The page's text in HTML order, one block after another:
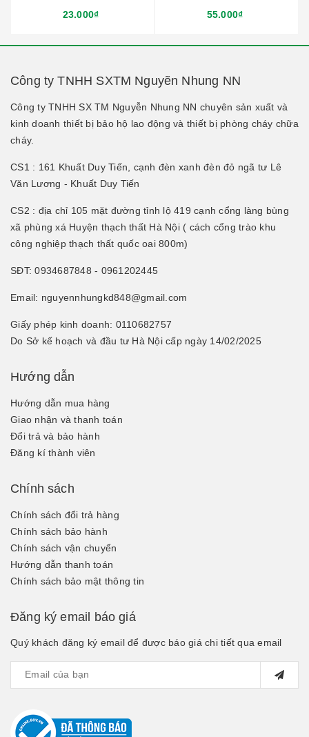
23.000₫ 55.000₫
Công ty TNHH SXTM Nguyẽn Nhung NN
Công ty TNHH SX TM Nguyễn Nhung NN chuyên sản xuất và
kinh doanh thiết bị bảo hộ lao động và thiết bị phòng cháy chữa
cháy.
CS1 : 161 Khuất Duy Tiến, cạnh đèn xanh đèn đỏ ngã tư Lê
Văn Lương - Khuất Duy Tiến
CS2 : địa chỉ 105 mặt đường tỉnh lộ 419 cạnh cổng làng bùng
xã phùng xá Huyện thạch thất Hà Nội ( cách cổng trào khu
công nghiệp thạch thất quốc oai 800m)
SĐT: 0934687848 - 0961202445
Email: nguyennhungkd848@gmail.com
Giấy phép kinh doanh: 0110682757
Do Sở kế hoạch và đầu tư Hà Nội cấp ngày 14/02/2025
Hướng dẫn
Hướng dẫn mua hàng
Giao nhận và thanh toán
Đổi trả và bảo hành
Đăng kí thành viên
Chính sách
Chính sách đổi trả hàng
Chính sách bảo hành
Chính sách vận chuyển
Hướng dẫn thanh toán
Chính sách bảo mật thông tin
Đăng ký email báo giá
Quý khách đăng ký email để được báo giá chi tiết qua email